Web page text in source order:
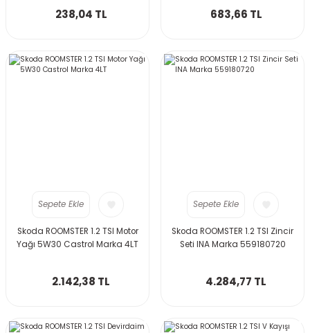
238,04 TL 683,66 TL
Sepete Ekle
Skoda ROOMSTER 1.2 TSI Motor
Yağı 5W30 Castrol Marka 4LT
2.142,38 TL
Sepete Ekle
Skoda ROOMSTER 1.2 TSI Zincir
Seti INA Marka 559180720
4.284,77 TL